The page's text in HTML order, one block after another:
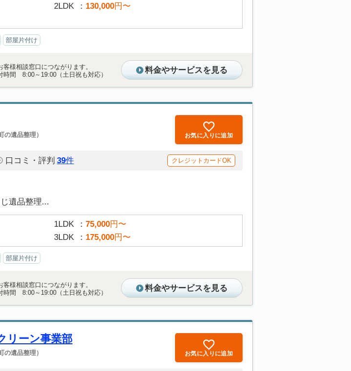
2LDK 130,000円〜
部屋片付け
客様相談窓口につながります。
時間 8:00～19:00（土日祝も対応）
料金やサービスを見る
の遺品整理） お気に入りに追加
口コミ・評判 39件 クレジットカードOK
遺品整理...
1LDK 75,000円〜
3LDK 175,000円〜
部屋片付け
客様相談窓口につながります。
時間 8:00～19:00（土日祝も対応）
料金やサービスを見る
リーン事業部
の遺品整理） お気に入りに追加